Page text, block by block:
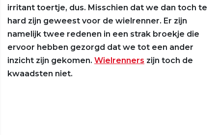
irritant toertje, dus. Misschien dat we dan toch te
hard zijn geweest voor de wielrenner. Er zijn
namelijk twee redenen in een strak broekje die
ervoor hebben gezorgd dat we tot een ander
inzicht zijn gekomen. Wielrenners zijn toch de
kwaadsten niet.